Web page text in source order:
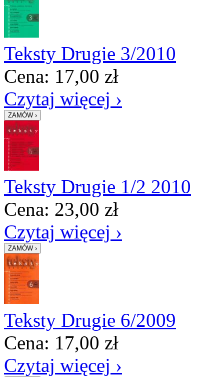
Teksty Drugie 3/2010
Cena: 17,00 zł
Czytaj więcej ›
Teksty Drugie 1/2 2010
Cena: 23,00 zł
Czytaj więcej ›
Teksty Drugie 6/2009
Cena: 17,00 zł
Czytaj więcej ›